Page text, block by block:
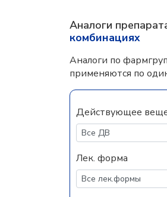
Аналоги
комбинациях
Аналоги по
применяются по
Действующее
Лек. форма